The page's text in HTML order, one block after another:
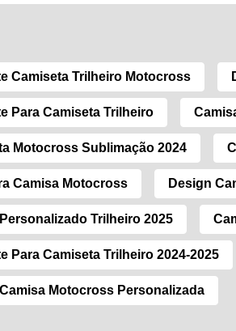
Camiseta Trilheiro Motocross
Para Camiseta Trilheiro
Motocross Sublimação 2024
Camisa Motocross Design
Trilheiro 2025
Para Camiseta Trilheiro 2024-2025
Motocross Personalizada